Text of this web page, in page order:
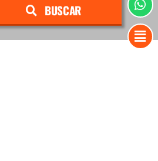
BUSCAR